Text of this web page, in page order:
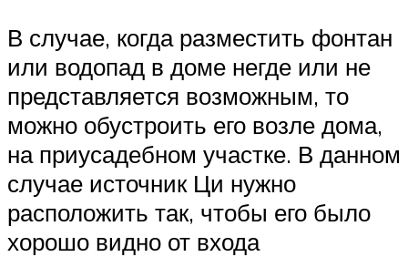
В случае, когда разместить фонтан
или водопад в доме негде или не
представляется возможным, то
можно обустроить его возле дома,
на приусадебном участке. В данном
случае источник Ци нужно
расположить так, чтобы его было
хорошо видно от входа